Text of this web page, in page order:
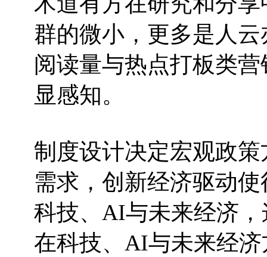
群的微小，更多是人
阅读量与热点打板类
显感知。
制度设计决定宏观政
需求，创新经济驱动
科技、AI与未来经济
在科技、AI与未来经